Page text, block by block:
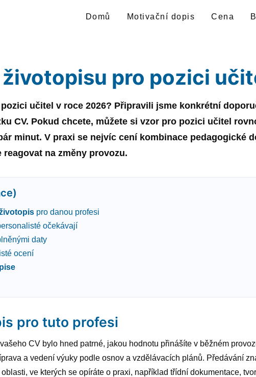
Domů Motivační dopis Cena
pro pozici
učitel v roce 2026? Připravili jsme konkrétní
CV. Pokud chcete, můžete si vzor pro pozici učitel
minut. V praxi se nejvíc cení kombinace pedagogické
na změny provozu.
pro danou profesi
očekávají
daty
ocení
pro tuto profesi
CV bylo hned patrné, jakou hodnotu přinášíte v běžném
a vedení výuky podle osnov a vzdělávacích plánů. Předávání
ve kterých se opíráte o praxi, například třídní dokumentace,